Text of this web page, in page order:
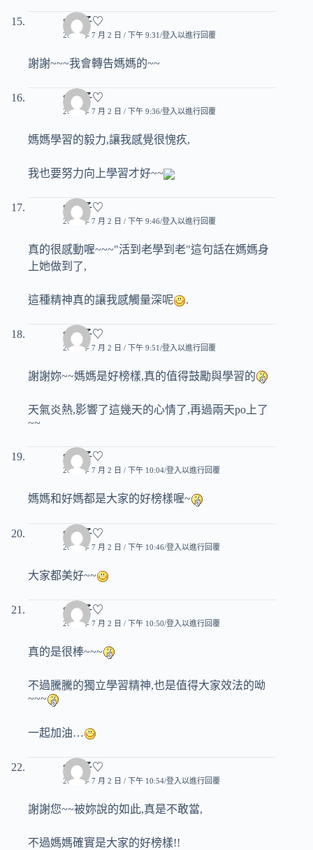
♥玟子♡
2007 年 7 月 2 日 / 下午 9:31 登入以進行回覆
謝謝~~~我會轉告媽媽的~~
♥玟子♡
2007 年 7 月 2 日 / 下午 9:36 登入以進行回覆
媽媽學習的毅力,讓我感覺很愧疚,
我也要努力向上學習才好~~
♥玟子♡
2007 年 7 月 2 日 / 下午 9:46 登入以進行回覆
真的很感動喔~~~"活到老學到老"這句話在媽媽身
上她做到了,
這種精神真的讓我感觸量深呢 .
♥玟子♡
2007 年 7 月 2 日 / 下午 9:51 登入以進行回覆
謝謝妳~~媽媽是好榜樣,真的值得鼓勵與學習的
天氣炎熱,影響了這幾天的心情了,再過兩天po上了
~~
♥玟子♡
2007 年 7 月 2 日 / 下午 10:04 登入以進行回覆
媽媽和好媽都是大家的好榜樣喔~
♥玟子♡
2007 年 7 月 2 日 / 下午 10:46 登入以進行回覆
大家都美好~~
♥玟子♡
2007 年 7 月 2 日 / 下午 10:50 登入以進行回覆
真的是很棒~~~
不過騰騰的獨立學習精神,也是值得大家效法的呦
~~~
一起加油…
♥玟子♡
2007 年 7 月 2 日 / 下午 10:54 登入以進行回覆
謝謝您~~被妳說的如此,真是不敢當,
不過媽媽確實是大家的好榜樣!!